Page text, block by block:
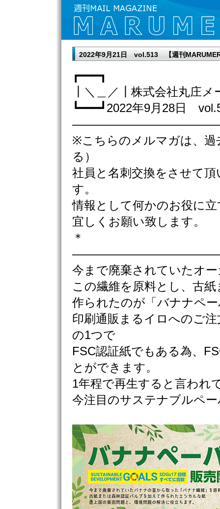
2022年9月21日 vol.513 【週刊
┏━━━┓
┃＼＿／┃株式会社丸庄メ
┗━━━┛2022年9月28日
※こちらのメルマガは、過
る）
社員と名刺交換をさせて
す。
情報として何かのお役に
宜しくお願い致します。
＊
今まで廃棄されていたオ
この繊維を原料とし、古
作られたのが「バナナペ
印刷通販まるイロへのご
の1つで
FSC認証紙でもある為、
とができます。
1年程で再生すると言われ
今注目のサステナブルペ